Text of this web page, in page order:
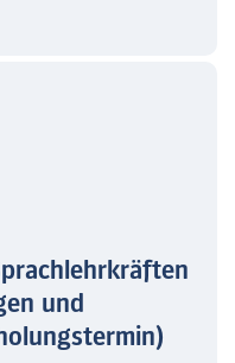
und